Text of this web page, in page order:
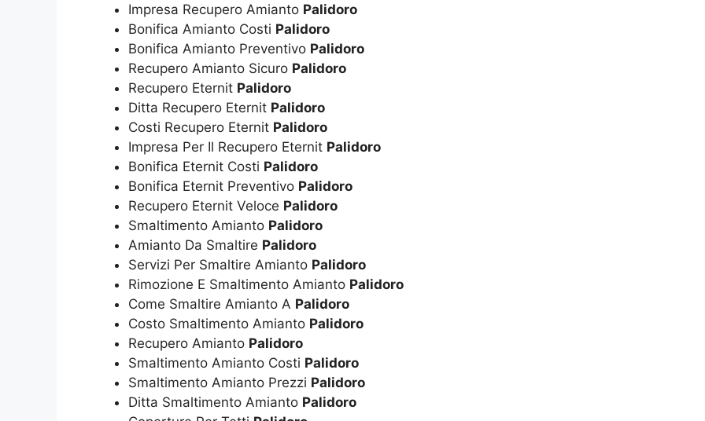
Impresa Recupero Amianto Palidoro
Bonifica Amianto Costi Palidoro
Bonifica Amianto Preventivo Palidoro
Recupero Amianto Sicuro Palidoro
Recupero Eternit Palidoro
Ditta Recupero Eternit Palidoro
Costi Recupero Eternit Palidoro
Impresa Per Il Recupero Eternit Palidoro
Bonifica Eternit Costi Palidoro
Bonifica Eternit Preventivo Palidoro
Recupero Eternit Veloce Palidoro
Smaltimento Amianto Palidoro
Amianto Da Smaltire Palidoro
Servizi Per Smaltire Amianto Palidoro
Rimozione E Smaltimento Amianto Palidoro
Come Smaltire Amianto A Palidoro
Costo Smaltimento Amianto Palidoro
Recupero Amianto Palidoro
Smaltimento Amianto Costi Palidoro
Smaltimento Amianto Prezzi Palidoro
Ditta Smaltimento Amianto Palidoro